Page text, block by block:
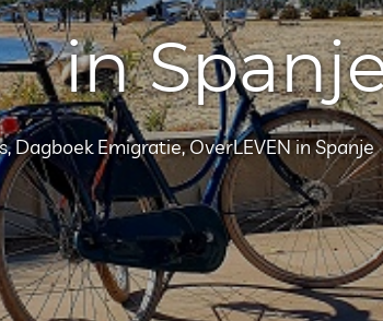
in
2020
,Dagboek Emigratie,OverLEVEN in Spanje